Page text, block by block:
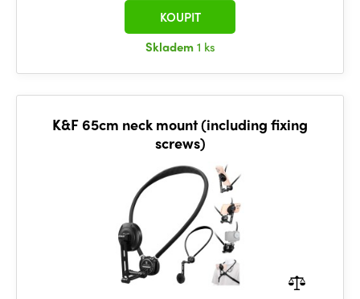
Skladem1 ks
KOUPIT
K&F 65cm neck mount (including fixing
screws)